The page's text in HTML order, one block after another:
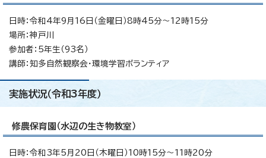
日時：令和4年9月16日（金曜日）8時45分～12時15分
場所：神戸川
参加者：5年生（93名）
講師：知多自然観察会・環境学習ボランティア
実施状況（令和3年度）
修農保育園（水辺の生き物教室）
日時：令和3年5月20日（木曜日）10時15分～11時20分